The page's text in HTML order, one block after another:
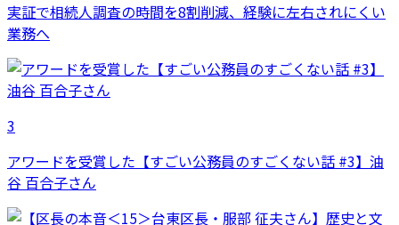
実証で相続人調査の時間を8割削減、経験に左右されにくい
業務へ
3
アワードを受賞した【すごい公務員のすごくない話 #3】油
谷 百合子さん